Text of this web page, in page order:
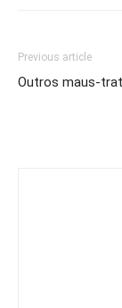
Previous article
Outros maus-